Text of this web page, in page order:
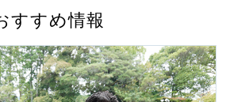
すすめ情報